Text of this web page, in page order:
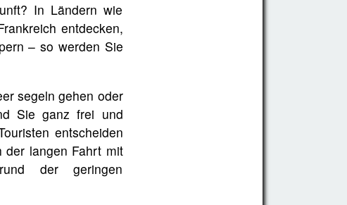
In Ländern wie
entdecken,
– so werden Sie
segeln gehen oder
Sie ganz frei und
entscheiden
der langen Fahrt mit
der geringen